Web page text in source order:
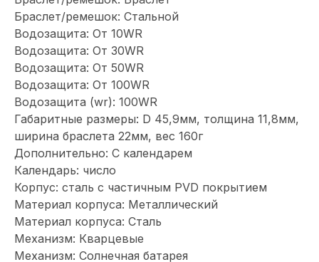
Браслет/ремешок: Стальной
Водозащита: От 10WR
Водозащита: От 30WR
Водозащита: От 50WR
Водозащита: От 100WR
Водозащита (wr): 100WR
Габаритные размеры: D 45,9мм, толщина 11,8мм,
ширина браслета 22мм, вес 160г
Дополнительно: С календарем
Календарь: число
Корпус: сталь с частичным PVD покрытием
Материал корпуса: Металлический
Материал корпуса: Сталь
Механизм: Кварцевые
Механизм: Солнечная батарея